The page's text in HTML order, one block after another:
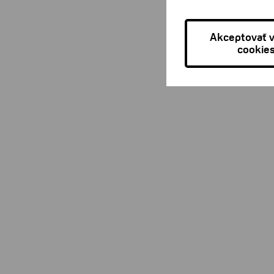
Akceptovať
cookies